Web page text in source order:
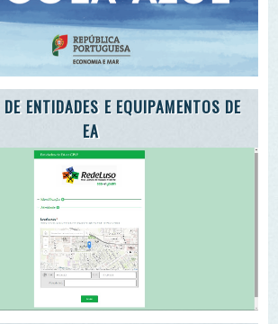
O TROÇO DE UM RIO
ENEA 2020